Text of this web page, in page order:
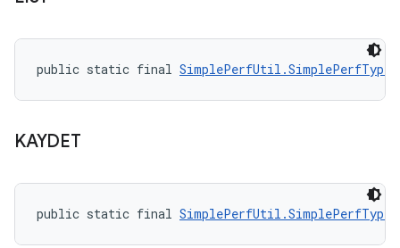
public static final SimplePerfUtil.SimplePerfType
KAYDET
public static final SimplePerfUtil.SimplePerfType